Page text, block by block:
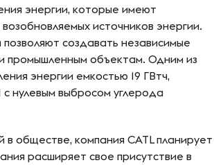
энергии, которые имеют
источников энергии.
создавать независимые
промышленным объектам. Одним из
энергии емкостью 19 ГВтч,
нулевым выбросом углерода
обществе, компания CATL планирует
расширяет свое присутствие в